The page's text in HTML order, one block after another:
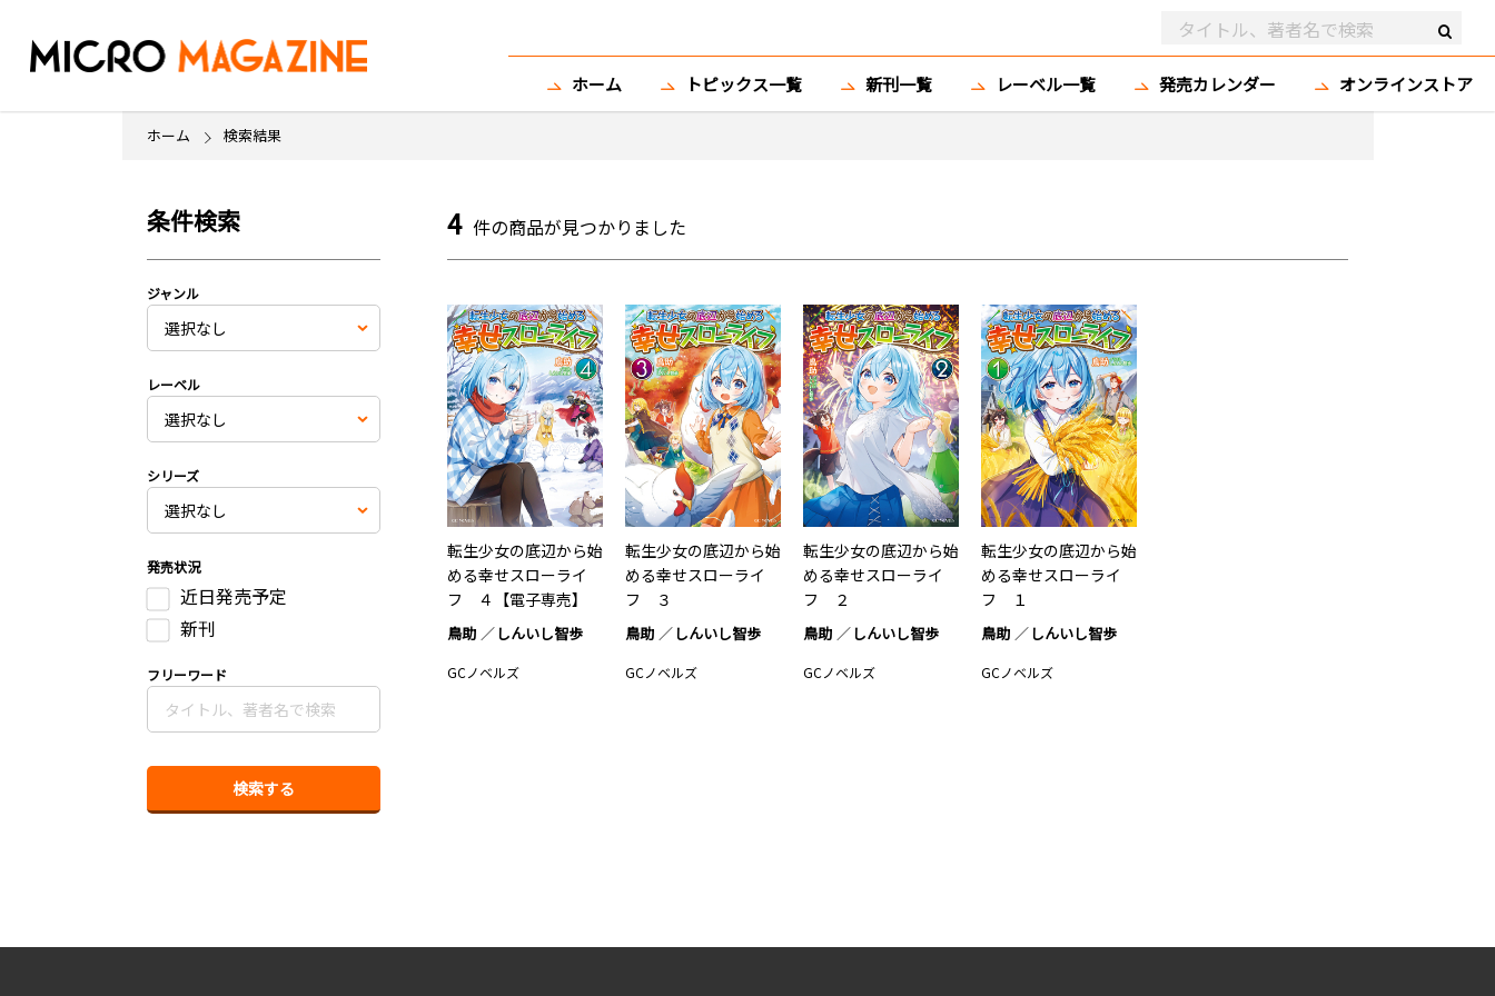
ホーム トピックス一覧 新刊一覧 レーベル一覧 発売カレンダー オンラインストア
ホーム 検索結果
条件検索
ジャンル
レーベル
シリーズ
発売状況
近日発売予定
新刊
フリーワード
4 件の商品が見つかりました
転生少女の底辺から始
める幸せスローライ
フ ４【電子専売】
鳥助 しんいし智歩
GCノベルズ
転生少女の底辺から始
める幸せスローライ
フ ３
鳥助 しんいし智歩
GCノベルズ
転生少女の底辺から始
める幸せスローライ
フ ２
鳥助 しんいし智歩
GCノベルズ
転生少女の底辺から始
める幸せスローライ
フ １
鳥助 しんいし智歩
GCノベルズ